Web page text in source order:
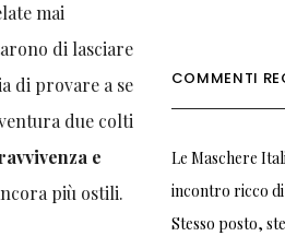
mai
di lasciare
di provare a se
due colti
e
più ostili.
COMMENTI
Le Maschere
incontro ricco
Stesso posto,